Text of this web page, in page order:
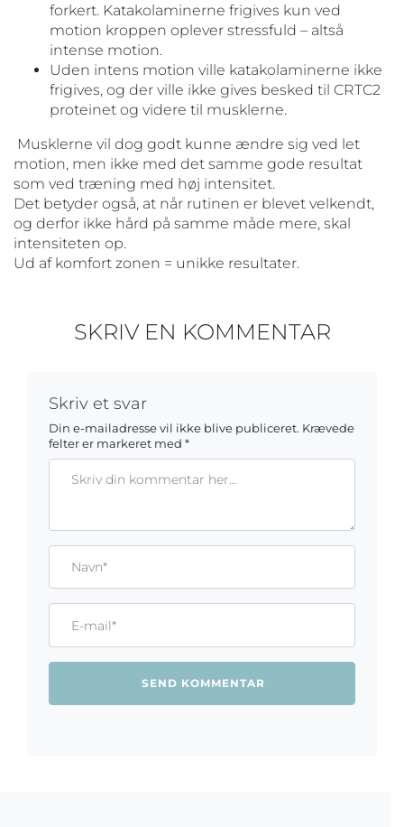
forkert. Katakolaminerne frigives kun ved
motion kroppen oplever stressfuld – altså
intense motion.
Uden intens motion ville katakolaminerne ikke
frigives, og der ville ikke gives besked til CRTC2
proteinet og videre til musklerne.
Musklerne vil dog godt kunne ændre sig ved let
motion, men ikke med det samme gode resultat
som ved træning med høj intensitet.
Det betyder også, at når rutinen er blevet velkendt,
og derfor ikke hård på samme måde mere, skal
intensiteten op.
Ud af komfort zonen = unikke resultater.
SKRIV EN KOMMENTAR
Skriv et svar
Din e-mailadresse vil ikke blive publiceret. Krævede
felter er markeret med *